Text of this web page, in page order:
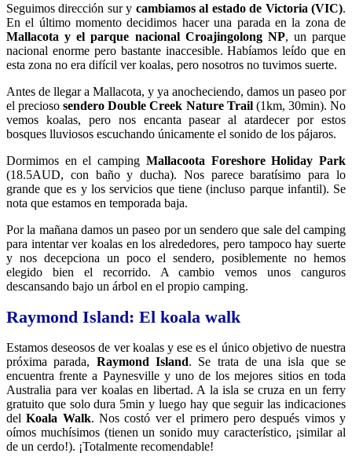
Seguimos dirección sur y cambiamos al estado de Victoria (VIC).
En el último momento decidimos hacer una parada en la zona de
Mallacota y el parque nacional Croajingolong NP, un parque
nacional enorme pero bastante inaccesible. Habíamos leído que en
esta zona no era difícil ver koalas, pero nosotros no tuvimos suerte.
Antes de llegar a Mallacota, y ya anocheciendo, damos un paseo por
el preciososendero Double Creek Nature Trail(1km, 30min). No
vemos koalas, pero nos encanta pasear al atardecer por estos
bosques lluviosos escuchando únicamente el sonido de los pájaros.
Dormimos en el camping Mallacoota Foreshore Holiday Park
(18.5AUD, con baño y ducha). Nos parece baratísimo para lo
grande que es y los servicios que tiene (incluso parque infantil). Se
nota que estamos en temporada baja.
Por la mañana damos un paseo por un sendero que sale del camping
para intentar ver koalas en los alrededores, pero tampoco hay suerte
y nos decepciona un poco el sendero, posiblemente no hemos
elegido bien el recorrido. A cambio vemos unos canguros
descansando bajo un árbol en el propio camping.
Raymond Island: El koala walk
Estamos deseosos de ver koalas y ese es el único objetivo de nuestra
próxima parada, Raymond Island. Se trata de una isla que se
encuentra frente a Paynesville y uno de los mejores sitios en toda
Australia para ver koalas en libertad. A la isla se cruza en un ferry
gratuito que solo dura 5min y luego hay que seguir las indicaciones
delKoala Walk. Nos costó ver el primero pero después vimos y
oímos muchísimos (tienen un sonido muy característico, ¡similar al
de un cerdo!). ¡Totalmente recomendable!